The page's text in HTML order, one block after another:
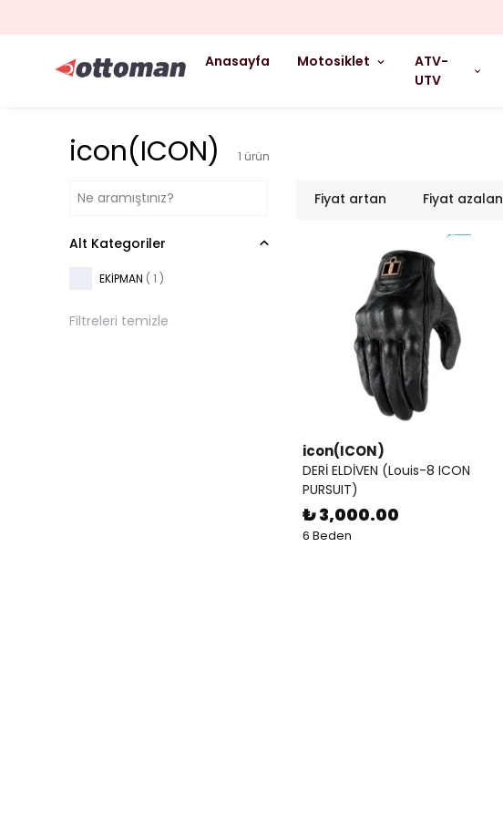
Anasayfa Motosiklet
ATV-
UTV
icon(ICON) 1 ürün
Fiyat artan Fiyat azalan
Alt Kategoriler
EKİPMAN ( 1 )
Filtreleri temizle
icon(ICON)
DERİ ELDİVEN (Louis-8 ICON
PURSUIT)
₺ 3,000.00
6 Beden